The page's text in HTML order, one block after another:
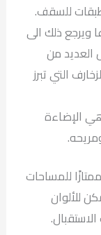
للسقف.
ويرجع ذلك الى
العديد من
التي تبرز
الإضاءة
للمساحات
للألوان